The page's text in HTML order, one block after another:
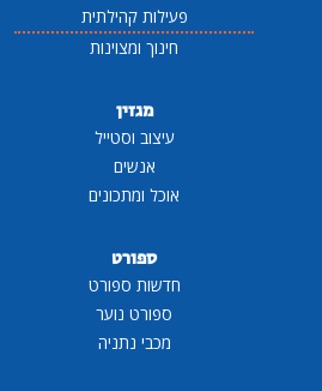
פעילות קהילתית
חינוך ומצוינות
מגזין
עיצוב וסטייל
אנשים
אוכל ומתכונים
ספורט
חדשות ספורט
ספורט נוער
מכבי נתניה